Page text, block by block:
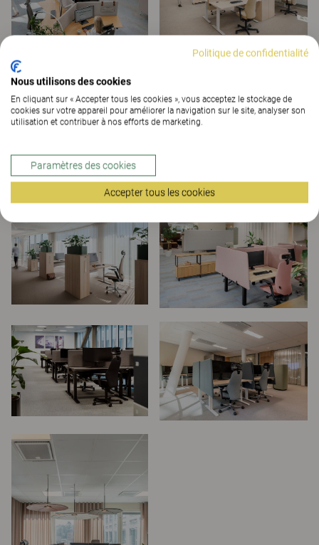
Politique de confidentialité
Nous utilisons des cookies
En cliquant sur « Accepter tous les cookies », vous acceptez le stockage de
cookies sur votre appareil pour améliorer la navigation sur le site, analyser son
utilisation et contribuer à nos efforts de marketing.
Paramètres des cookies
Accepter tous les cookies